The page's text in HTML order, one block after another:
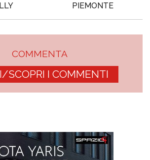
PIEMONTE
COMMENTA
SCOPRI I COMMENTI